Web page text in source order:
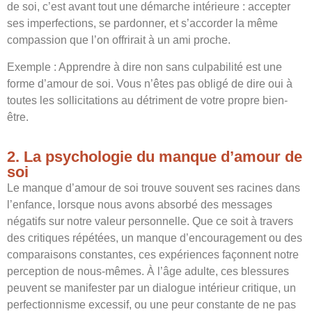
de soi, c’est avant tout une démarche intérieure : accepter
ses imperfections, se pardonner, et s’accorder la même
compassion que l’on offrirait à un ami proche.
Exemple : Apprendre à dire non sans culpabilité est une
forme d’amour de soi. Vous n’êtes pas obligé de dire oui à
toutes les sollicitations au détriment de votre propre bien-
être.
2. La psychologie du manque d’amour de
soi
Le manque d’amour de soi trouve souvent ses racines dans
l’enfance, lorsque nous avons absorbé des messages
négatifs sur notre valeur personnelle. Que ce soit à travers
des critiques répétées, un manque d’encouragement ou des
comparaisons constantes, ces expériences façonnent notre
perception de nous-mêmes. À l’âge adulte, ces blessures
peuvent se manifester par un dialogue intérieur critique, un
perfectionnisme excessif, ou une peur constante de ne pas